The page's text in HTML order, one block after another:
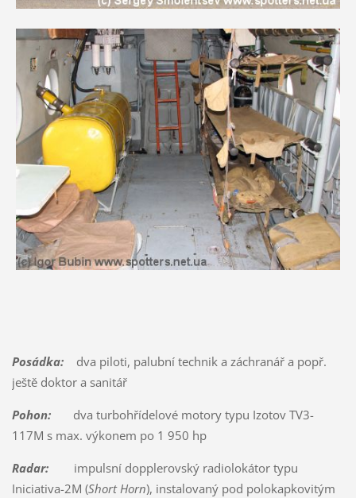
Posádka:dva piloti, palubní technik a záchranář a popř.
ještě doktor a sanitář
Pohon:dva turbohřídelové motory typu Izotov TV3-
117M s max. výkonem po 1 950 hp
Radar:impulsní dopplerovský radiolokátor typu
Iniciativa-2M (Short Horn), instalovaný pod polokapkovitým